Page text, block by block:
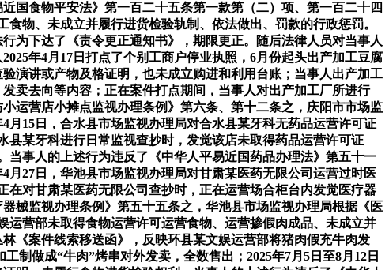
国食物平安法》第一百二十五条第一款第（二）项、第一百二十四
物、未成立并履行进货检验轨制、依法做出、罚款的行政惩罚。
为下达了《责令更正通知书》，期限更正。随后法律人员对当事人
年4月17日打点了个别工商户停业执照，6月份起头出产加工豆腐
演讲或产物及格证明，也未成立购进和利用台账；当事人出产加工
卖去向等内容；正在案件打点期间，当事人对出产加工厂所进行
运营店小摊点监视办理条例》第六条、第十二条之，庆阳市市场监
15日，合水县市场监视办理局对合水县某牙科无药品运营许可证
县某牙科进行日常监视查抄时，发觉该店未取得药品运营许可证
当事人的上述行为违反了《中华人平易近国药品办理法》第五十一
27日，华池县市场监视办理局对甘肃某医药无限公司运营过时医
在对甘肃某医药无限公司查抄时，正在运营场合柜台内发觉医疗器
械监视办理条例》第五十五条之，华池县市场监视办理局根据《医
运营部未取得食物运营许可运营食物、运营掺假肉成品、未成立并
《案件线索移送函》，反映环县某文娱运营部将猪肉假充牛肉发
制做成“牛肉”烤串对外发卖，全数售出；2025年7月5日至8月12日